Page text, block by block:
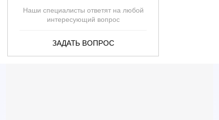
Наши специалисты ответят на любой
интересующий вопрос
ЗАДАТЬ ВОПРОС